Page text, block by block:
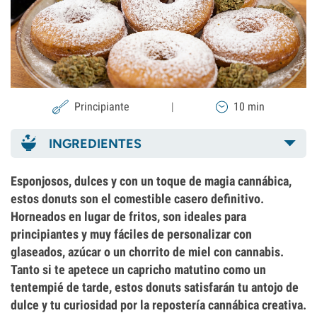
Principiante | 10 min
INGREDIENTES
Esponjosos, dulces y con un toque de magia cannábica,
estos donuts son el comestible casero definitivo.
Horneados en lugar de fritos, son ideales para
principiantes y muy fáciles de personalizar con
glaseados, azúcar o un chorrito de miel con cannabis.
Tanto si te apetece un capricho matutino como un
tentempié de tarde, estos donuts satisfarán tu antojo de
dulce y tu curiosidad por la repostería cannábica creativa.